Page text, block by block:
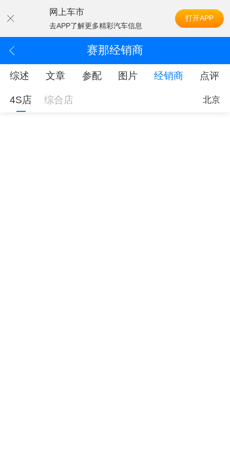
网上车市
去APP了解更多精彩汽车信息
打开APP
赛那经销商
综述 文章 参配 图片 经销商 点评
4S店 综合店 北京